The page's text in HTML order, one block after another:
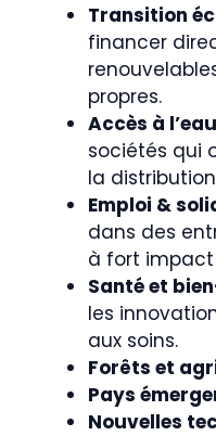
Transition
financer
propres.
Accès à l’eau
sociétés qui
la
Emploi &
dans des
à fort impact
Santé et
les
aux soins.
Forêts et
Pays
Nouvelles